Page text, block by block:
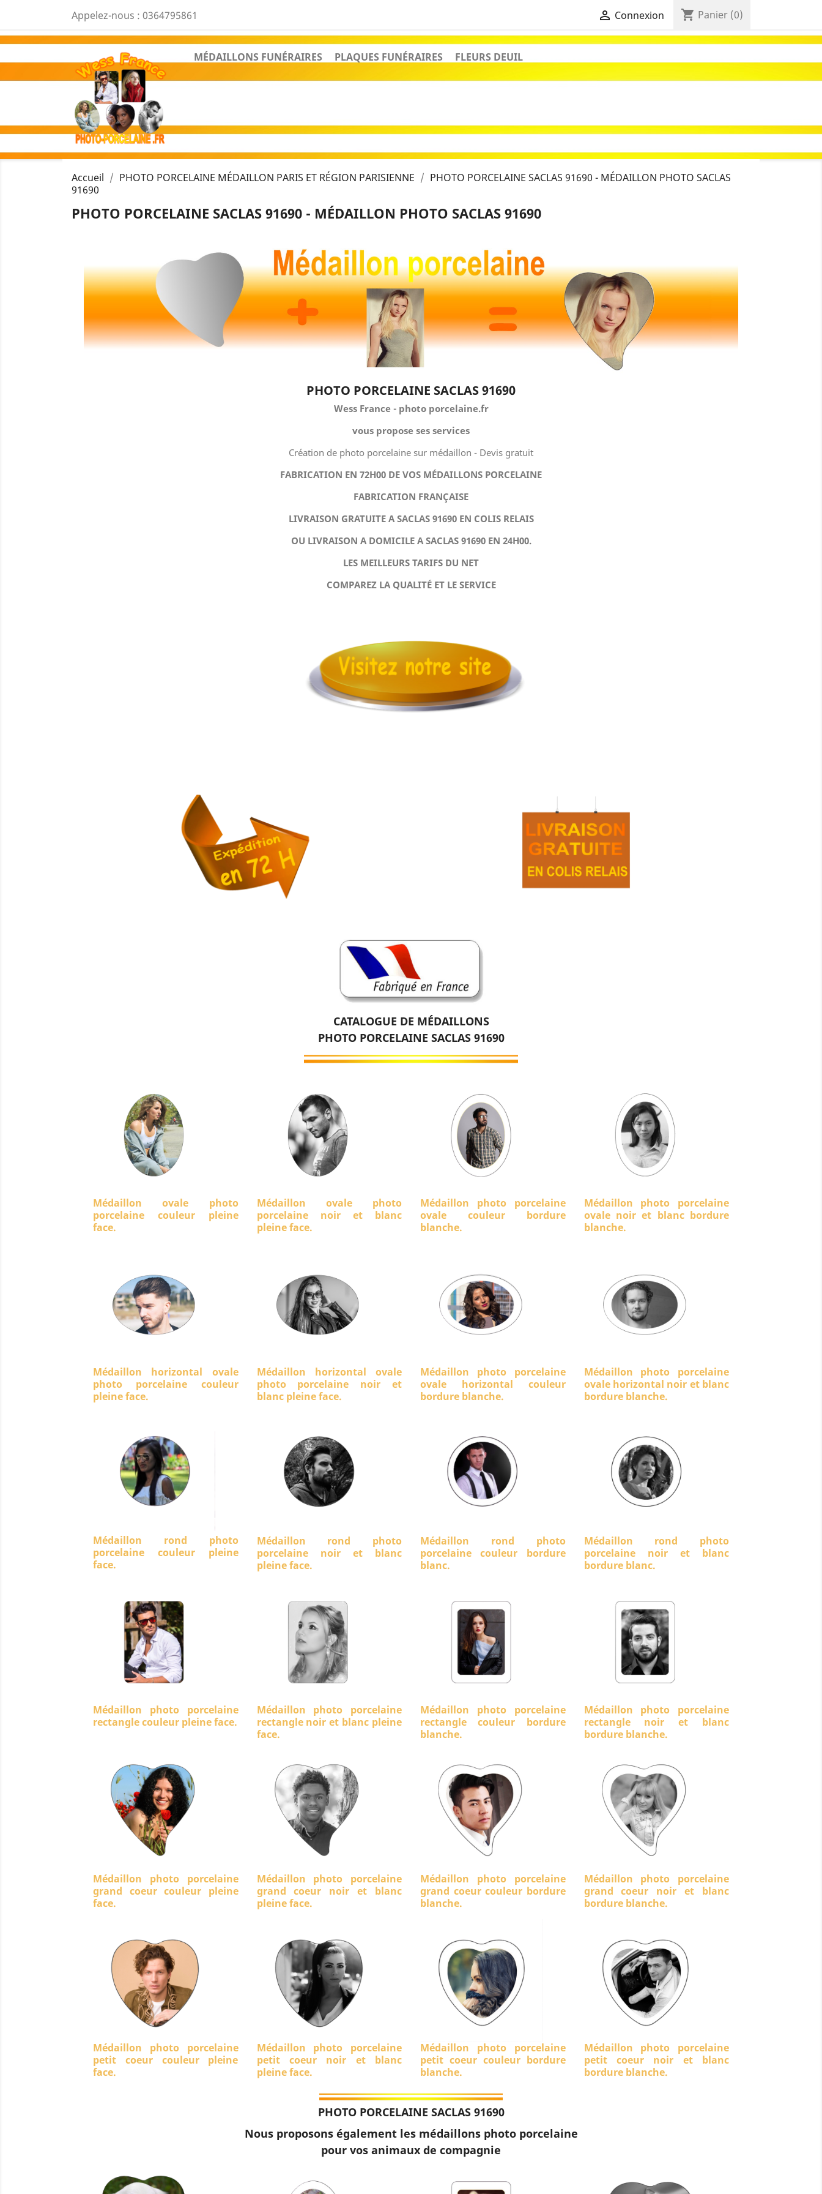
Appelez-nous : 0364795861  Connexion shopping_cart Panier (0)
MÉDAILLONS FUNÉRAIRES PLAQUES FUNÉRAIRES FLEURS DEUIL
Accueil PHOTO PORCELAINE MÉDAILLON PARIS ET RÉGION PARISIENNE
PHOTO PORCELAINE SACLAS 91690 - MÉDAILLON PHOTO SACLAS
91690
PHOTO PORCELAINE SACLAS 91690 - MÉDAILLON PHOTO SACLAS 91690
PHOTO PORCELAINE SACLAS 91690
Wess France - photo porcelaine.fr
vous propose ses services
Création de photo porcelaine sur médaillon - Devis gratuit
FABRICATION EN 72H00 DE VOS MÉDAILLONS PORCELAINE
FABRICATION FRANÇAISE
LIVRAISON GRATUITE A SACLAS 91690 EN COLIS RELAIS
OU LIVRAISON A DOMICILE A SACLAS 91690 EN 24H00.
LES MEILLEURS TARIFS DU NET
COMPAREZ LA QUALITÉ ET LE SERVICE
CATALOGUE DE MÉDAILLONS
PHOTO PORCELAINE SACLAS 91690
Médaillon ovale photo
porcelaine couleur pleine
face.
Médaillon ovale photo
porcelaine noir et blanc
pleine face.
Médaillon photo porcelaine
ovale couleur bordure
blanche.
Médaillon photo porcelaine
ovale noir et blanc bordure
blanche.
Médaillon horizontal ovale
photo porcelaine couleur
pleine face.
Médaillon horizontal ovale
photo porcelaine noir et
blanc pleine face.
Médaillon photo porcelaine
ovale horizontal couleur
bordure blanche.
Médaillon photo porcelaine
ovale horizontal noir et blanc
bordure blanche.
Médaillon rond photo
porcelaine couleur pleine
face.
Médaillon rond photo
porcelaine noir et blanc
pleine face.
Médaillon rond photo
porcelaine couleur bordure
blanc.
Médaillon rond photo
porcelaine noir et blanc
bordure blanc.
Médaillon photo porcelaine
rectangle couleur pleine face.
Médaillon photo porcelaine
rectangle noir et blanc pleine
face.
Médaillon photo porcelaine
rectangle couleur bordure
blanche.
Médaillon photo porcelaine
rectangle noir et blanc
bordure blanche.
Médaillon photo porcelaine
grand coeur couleur pleine
face.
Médaillon photo porcelaine
grand coeur noir et blanc
pleine face.
Médaillon photo porcelaine
grand coeur couleur bordure
blanche.
Médaillon photo porcelaine
grand coeur noir et blanc
bordure blanche.
Médaillon photo porcelaine
petit coeur couleur pleine
face.
Médaillon photo porcelaine
petit coeur noir et blanc
pleine face.
Médaillon photo porcelaine
petit coeur couleur bordure
blanche.
Médaillon photo porcelaine
petit coeur noir et blanc
bordure blanche.
PHOTO PORCELAINE SACLAS 91690
Nous proposons également les médaillons photo porcelaine
pour vos animaux de compagnie